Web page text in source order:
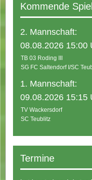
Kommende
2. Mannschaft:
08.08.2026 15:00
TB 03 Roding III
SG FC Saltendorf I/SC
1. Mannschaft:
09.08.2026 15:15
TV Wackersdorf
SC Teublitz
Termine